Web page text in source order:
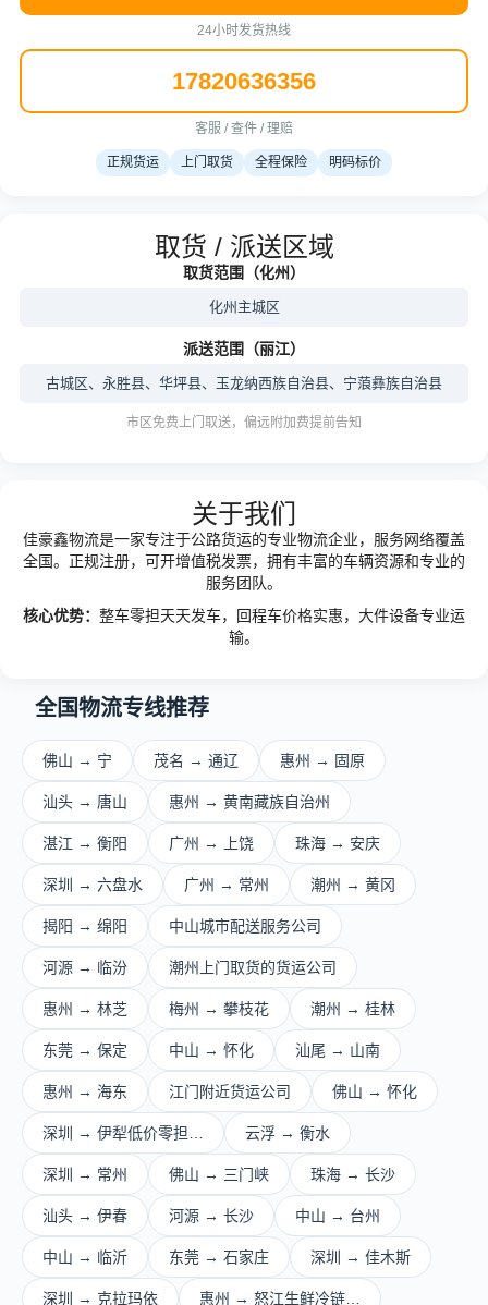
24小时发货热线
17820636356
客服 / 查件 / 理赔
正规货运 上门取货 全程保险 明码标价
取货 / 派送区域
取货范围（化州）
化州主城区
派送范围（丽江）
古城区、永胜县、华坪县、玉龙纳西族自治县、宁蒗彝族自治县
市区免费上门取送，偏远附加费提前告知
关于我们
佳豪鑫物流是一家专注于公路货运的专业物流企业，服务网络覆盖
全国。正规注册，可开增值税发票，拥有丰富的车辆资源和专业的
服务团队。
核心优势： 整车零担天天发车，回程车价格实惠，大件设备专业运
输。
全国物流专线推荐
佛山 → 宁 茂名 → 通辽 惠州 → 固原
汕头 → 唐山 惠州 → 黄南藏族自治州
湛江 → 衡阳 广州 → 上饶 珠海 → 安庆
深圳 → 六盘水 广州 → 常州 潮州 → 黄冈
揭阳 → 绵阳 中山城市配送服务公司
河源 → 临汾 潮州上门取货的货运公司
惠州 → 林芝 梅州 → 攀枝花 潮州 → 桂林
东莞 → 保定 中山 → 怀化 汕尾 → 山南
惠州 → 海东 江门附近货运公司 佛山 → 怀化
深圳 → 伊犁低价零担… 云浮 → 衡水
深圳 → 常州 佛山 → 三门峡 珠海 → 长沙
汕头 → 伊春 河源 → 长沙 中山 → 台州
中山 → 临沂 东莞 → 石家庄 深圳 → 佳木斯
深圳 → 克拉玛依 惠州 → 怒江生鲜冷链…